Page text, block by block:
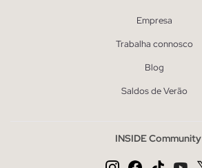
Empresa
Trabalha connosco
Blog
Saldos de Verão
INSIDE Community